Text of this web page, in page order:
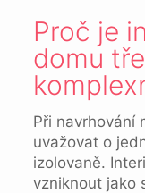
Proč je
domu
Při navrhování
uvažovat o
izolovaně.
vzniknout jako